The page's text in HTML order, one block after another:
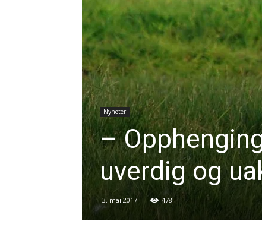
Nyheter
–
uverdig og
3. mai 2017 478